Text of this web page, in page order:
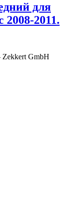
для
2008-2011.
GmbH